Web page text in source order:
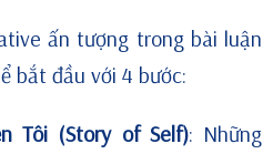
ấn tượng trong bài luận
bắt đầu với 4 bước:
Tôi (Story of Self): Những